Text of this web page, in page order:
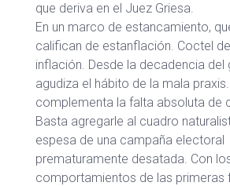
que deriva en el Juez Griesa.
En un marco de estancamiento,
califican de estanflación. Coctel
inflación. Desde la decadencia del
agudiza el hábito de la mala
complementa la falta absoluta de
Basta agregarle al cuadro
espesa de una campaña electoral
prematuramente desatada. Con
comportamientos de las primeras